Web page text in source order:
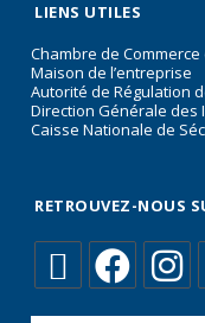
LIENS UTILES
Chambre de Commerce
Maison de l’entreprise
Autorité de Régulation
Direction Générale des
Caisse Nationale de
RETROUVEZ-NOUS